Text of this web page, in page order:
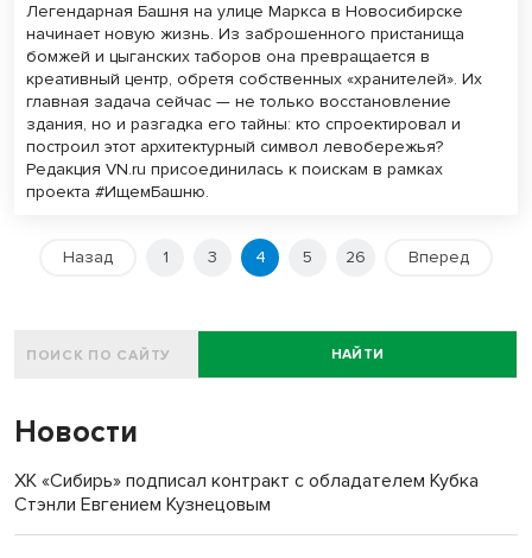
Легендарная Башня на улице Маркса в Новосибирске
начинает новую жизнь. Из заброшенного пристанища
бомжей и цыганских таборов она превращается в
креативный центр, обретя собственных «хранителей». Их
главная задача сейчас — не только восстановление
здания, но и разгадка его тайны: кто спроектировал и
построил этот архитектурный символ левобережья?
Редакция VN.ru присоединилась к поискам в рамках
проекта #ИщемБашню.
Назад 1 3 4 5 26 Вперед
НАЙТИ
Новости
ХК «Сибирь» подписал контракт с обладателем Кубка
Стэнли Евгением Кузнецовым